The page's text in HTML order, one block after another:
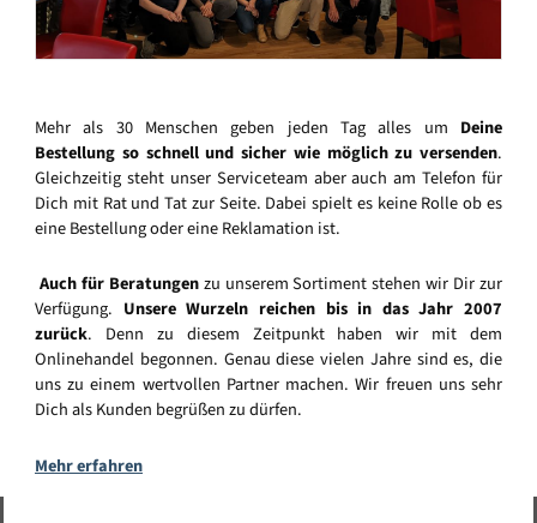
Mehr als 30 Menschen geben jeden Tag alles um Deine
Bestellung so schnell und sicher wie möglich zu versenden.
Gleichzeitig steht unser Serviceteam aber auch am Telefon für
Dich mit Rat und Tat zur Seite. Dabei spielt es keine Rolle ob es
eine Bestellung oder eine Reklamation ist.
Auch für Beratungenzu unserem Sortiment stehen wir Dir zur
Verfügung. Unsere Wurzeln reichen bis in das Jahr 2007
zurück. Denn zu diesem Zeitpunkt haben wir mit dem
Onlinehandel begonnen. Genau diese vielen Jahre sind es, die
uns zu einem wertvollen Partner machen. Wir freuen uns sehr
Dich als Kunden begrüßen zu dürfen.
Mehr erfahren